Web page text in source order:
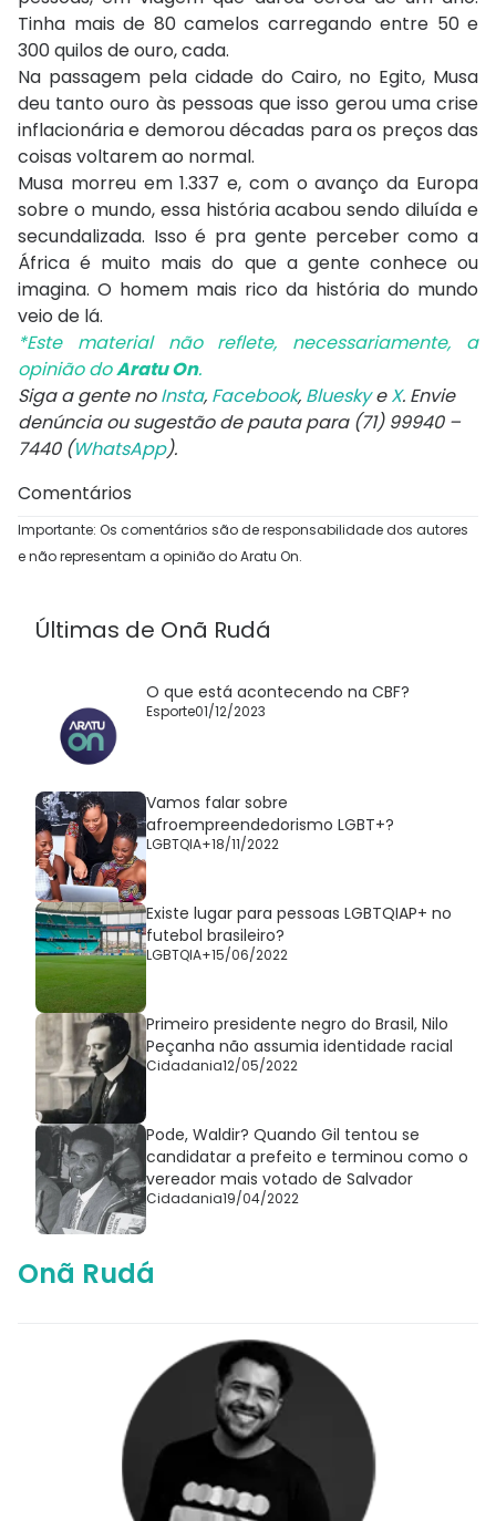
Tinha mais de 80 camelos carregando entre 50 e
300 quilos de ouro, cada.
Na passagem pela cidade do Cairo, no Egito, Musa
deu tanto ouro às pessoas que isso gerou uma crise
inflacionária e demorou décadas para os preços das
coisas voltarem ao normal.
Musa morreu em 1.337 e, com o avanço da Europa
sobre o mundo, essa história acabou sendo diluída e
secundalizada. Isso é pra gente perceber como a
África é muito mais do que a gente conhece ou
imagina. O homem mais rico da história do mundo
veio de lá.
*Este material não reflete, necessariamente, a
opinião doAratu On.
Siga a gente noInsta, Facebook, BlueskyeX. Envie
denúncia ou sugestão de pauta para (71) 99940 –
7440 (WhatsApp).
Comentários
Importante: Os comentários são de responsabilidade dos autores
e não representam a opinião do Aratu On.
Últimas de Onã Rudá
O que está acontecendo na CBF?
Esporte01/12/2023
Vamos falar sobre
afroempreendedorismo LGBT+?
LGBTQIA+18/11/2022
Existe lugar para pessoas LGBTQIAP+ no
futebol brasileiro?
LGBTQIA+15/06/2022
Primeiro presidente negro do Brasil, Nilo
Peçanha não assumia identidade racial
Cidadania12/05/2022
Pode, Waldir? Quando Gil tentou se
candidatar a prefeito e terminou como o
vereador mais votado de Salvador
Cidadania19/04/2022
Onã Rudá